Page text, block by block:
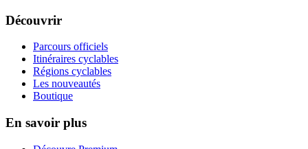
Découvrir
Parcours officiels
Itinéraires cyclables
Régions cyclables
Les nouveautés
Boutique
En savoir plus